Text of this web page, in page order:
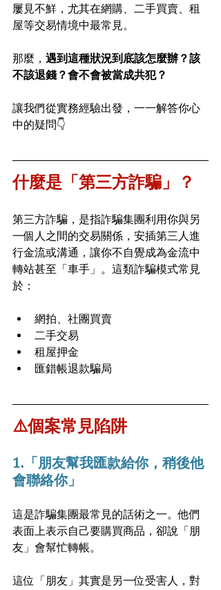
屢見不鮮，尤其在網購、二手買賣、租
屋等交易情境中最常見。
那麼， 遇到這種狀況到底該怎麼辦？該
不該退錢？會不會被當成共犯？
讓我們從實務經驗出發，一一解答你心
中的疑問👇
什麼是「第三方詐騙」？
第三方詐騙，是指詐騙集團利用你與另
一個人之間的交易關係，安插第三人進
行金流或溝通，讓你不自覺成為金流中
轉站甚至「車手」。這類詐騙模式常見
於：
網拍、社團買賣
二手交易
租屋押金
匯錯帳退款騙局
⚠️個案常見陷阱
1.「朋友幫我匯款給你，稍後他
會聯絡你」
這是詐騙集團最常見的話術之一。他們
表面上表示自己要購買商品，卻說「朋
友」會幫忙轉帳。
這位「朋友」其實是另一位受害人，對